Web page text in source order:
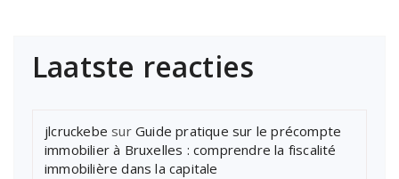
Laatste reacties
jlcruckebe sur Guide pratique sur le précompte
immobilier à Bruxelles : comprendre la fiscalité
immobilière dans la capitale